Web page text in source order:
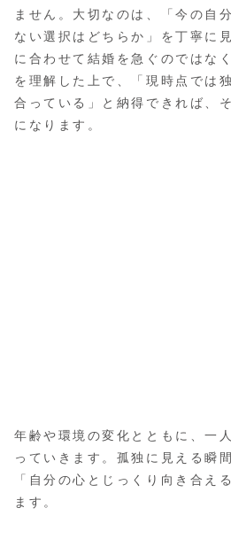
ません。大切なのは、「今の自
ない選択はどちらか」を丁寧に
に合わせて結婚を急ぐのではな
を理解した上で、「現時点では
合っている」と納得できれば、
になります。
年齢や環境の変化とともに、一
っていきます。孤独に見える瞬
「自分の心とじっくり向き合え
ます。